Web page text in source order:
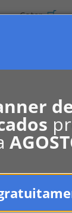
Cotar
Síndico